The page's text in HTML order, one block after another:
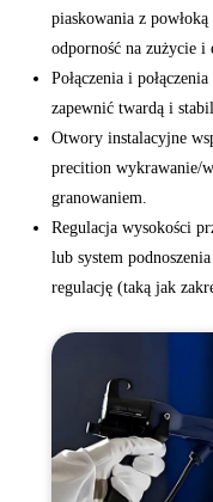
piaskowania z
odporność na zużycie i
Połączenia i
zapewnić twardą i
Otwory instalacyjne
‌precition wykrawanie/
granowaniem.
Regulacja wysokości
lub system
regulację (taką jak